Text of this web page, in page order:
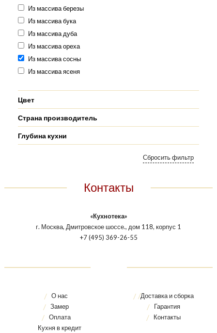
Из массива березы
Из массива бука
Из массива дуба
Из массива ореха
Из массива сосны
Из массива ясеня
Цвет
Страна производитель
Глубина кухни
Контакты
«Кухнотека»
г. Москва, Дмитровское шоссе., дом 118, корпус 1
+7 (495) 369-26-55
О нас
Замер
Оплата
Кухня в кредит
Доставка и сборка
Гарантия
Контакты